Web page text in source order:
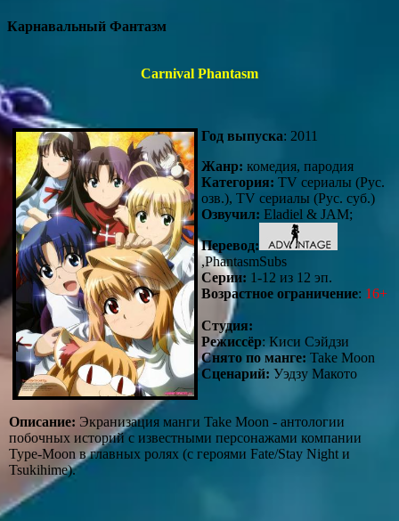
Карнавальный Фантазм
Carnival Phantasm
Год выпуска: 2011
Жанр: комедия, пародия
Категория: TV сериалы (Рус.
озв.), TV сериалы (Рус. суб.)
Озвучил: Eladiel & JAM;
Перевод:
,PhantasmSubs
Серии: 1-12 из 12 эп.
Возрастное ограничение: 16+
Студия:
Режиссёр: Киси Сэйдзи
Снято по манге: Take Moon
Сценарий: Уэдзу Макото
Описание: Экранизация манги Take Moon - антологии
побочных историй с известными персонажами компании
Type-Moon в главных ролях (с героями Fate/Stay Night и
Tsukihime).